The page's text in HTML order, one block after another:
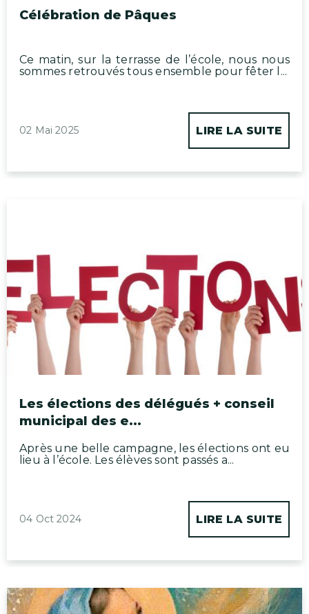
Célébration de Pâques
Ce matin, sur la terrasse de l’école, nous nous
sommes retrouvés tous ensemble pour fêter l...
02 Mai 2025 LIRE LA SUITE
Les élections des délégués + conseil
municipal des e...
Après une belle campagne, les élections ont eu
lieu à l’école. Les élèves sont passés a...
04 Oct 2024 LIRE LA SUITE